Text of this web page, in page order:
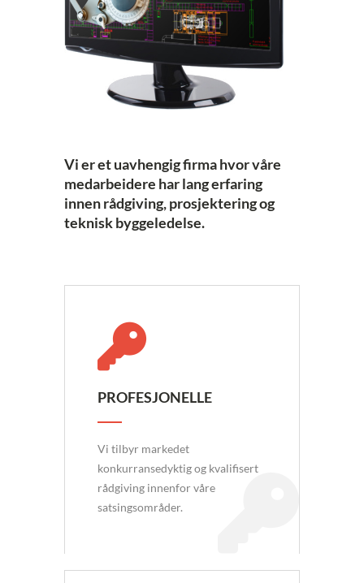
Vi er et uavhengig firma hvor våre
medarbeidere har lang erfaring
innen rådgiving, prosjektering og
teknisk byggeledelse.
PROFESJONELLE
Vi tilbyr markedet
konkurransedyktig og kvalifisert
rådgiving innenfor våre
satsingsområder.